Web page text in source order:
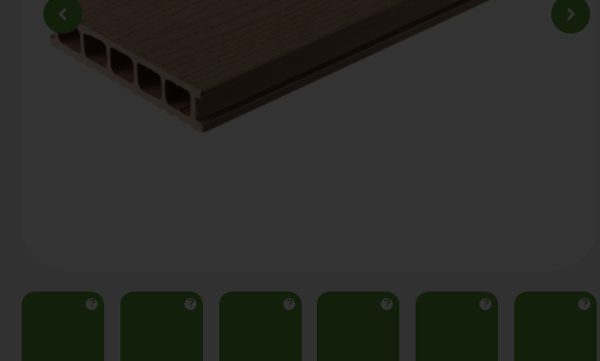
? ? ? ? ? ?